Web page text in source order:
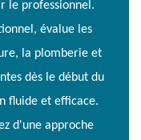
le professionnel.
évalue les
la plomberie et
dès le début du
fluide et efficace.
d'une approche